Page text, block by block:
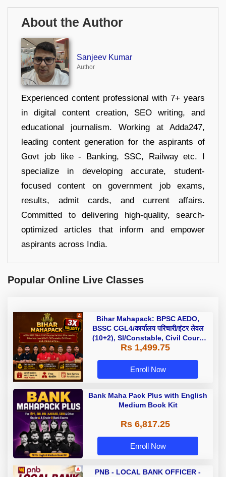
About the Author
Sanjeev Kumar
Author
Experienced content professional with 7+ years
in digital content creation, SEO writing, and
educational journalism. Working at Adda247,
leading content generation for the aspirants of
Govt job like - Banking, SSC, Railway etc. I
specialize in developing accurate, student-
focused content on government job exams,
results, admit cards, and current affairs.
Committed to delivering high-quality, search-
optimized articles that inform and empower
aspirants across India.
Popular Online Live Classes
Bihar Mahapack: BPSC AEDO,
BSSC CGL4/कार्यालय परिचारी/इंटर लेवल
(10+2), SI/Constable, Civil Court,
B.Ed. D.El.Ed. & More
Rs 1,499.75
Enroll Now
Bank Maha Pack Plus with English
Medium Book Kit
Rs 6,817.25
Enroll Now
PNB - LOCAL BANK OFFICER -